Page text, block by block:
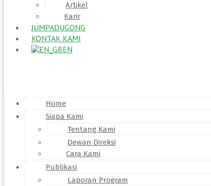
Artikel
Karir
JUMPADUGONG
KONTAK KAMI
EN
Home
Siapa Kami
Tentang Kami
Dewan Direksi
Cara Kami
Publikasi
Laporan Program